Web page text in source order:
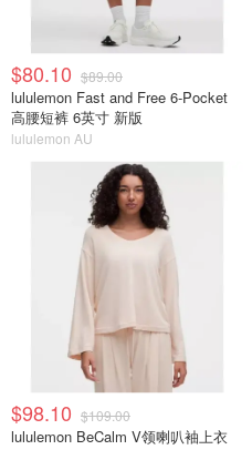
$80.10 $89.00
lululemon Fast and Free 6-Pocket
高腰短裤 6英寸 新版
lululemon AU
$98.10 $109.00
lululemon BeCalm V领喇叭袖上衣